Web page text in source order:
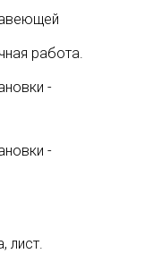
работа.
-
-
лист.